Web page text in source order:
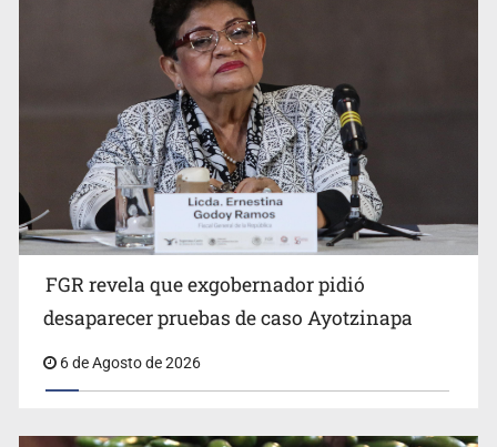
desaparecidos durante julio
Kershenobich descarta brote de ciclosporiasis en
FGR revela que exgobernador pidió
desaparecer pruebas de caso Ayotzinapa
6 de Agosto de 2026